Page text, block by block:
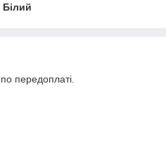
Білий
передоплаті.